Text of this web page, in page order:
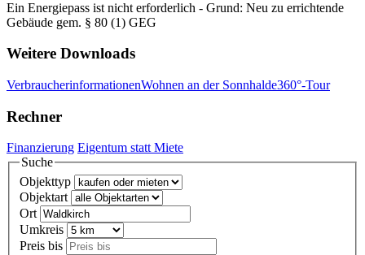
Ein Energiepass ist nicht erforderlich - Grund: Neu zu errichtende
Gebäude gem. § 80 (1) GEG
Weitere Downloads
VerbraucherinformationenWohnen an der Sonnhalde360°-Tour
Rechner
Finanzierung Eigentum statt Miete
Suche
Objekttyp
Objektart
Ort
Umkreis
Preis bis